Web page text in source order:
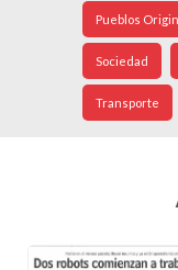
Pueblos
Sociedad
Transporte